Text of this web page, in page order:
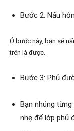
Bước 2: Nấu
Ở bước này, bạn sẽ
trên là được.
Bước 3: Phủ
Bạn nhúng
nhẹ để lớp phủ